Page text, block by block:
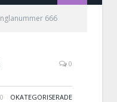
666
0
OKATEGORISERADE